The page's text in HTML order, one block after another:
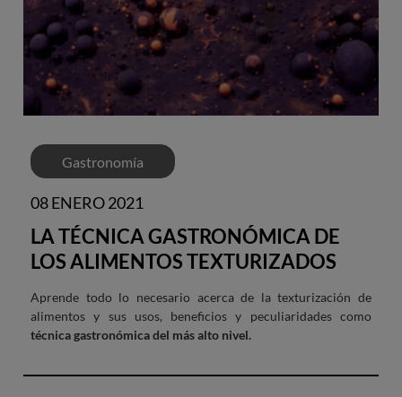
Gastronomía
08 ENERO 2021
LA TÉCNICA GASTRONÓMICA DE
LOS ALIMENTOS TEXTURIZADOS
Aprende todo lo necesario acerca de la texturización de
alimentos y sus usos, beneficios y peculiaridades como
técnica gastronómica del más alto nivel.